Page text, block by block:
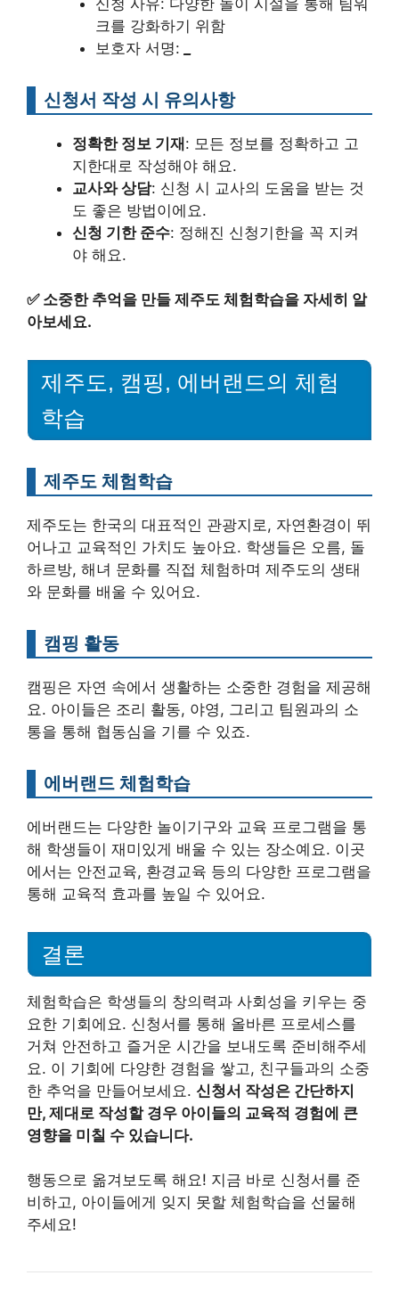
크를 강화하기 위함
보호자 서명:
신청서 작성 시 유의사항
정확한 정보 기재: 모든 정보를 정확하고 고
지한대로 작성해야 해요.
교사와 상담: 신청 시 교사의 도움을 받는 것
도 좋은 방법이에요.
신청 기한 준수: 정해진 신청기한을 꼭 지켜
야 해요.
✅ 소중한 추억을 만들 제주도 체험학습을 자세히 알
아보세요.
제주도, 캠핑, 에버랜드의 체험
학습
제주도 체험학습
제주도는 한국의 대표적인 관광지로, 자연환경이 뛰
어나고 교육적인 가치도 높아요. 학생들은 오름, 돌
하르방, 해녀 문화를 직접 체험하며 제주도의 생태
와 문화를 배울 수 있어요.
캠핑 활동
캠핑은 자연 속에서 생활하는 소중한 경험을 제공해
요. 아이들은 조리 활동, 야영, 그리고 팀원과의 소
통을 통해 협동심을 기를 수 있죠.
에버랜드 체험학습
에버랜드는 다양한 놀이기구와 교육 프로그램을 통
해 학생들이 재미있게 배울 수 있는 장소예요. 이곳
에서는 안전교육, 환경교육 등의 다양한 프로그램을
통해 교육적 효과를 높일 수 있어요.
결론
체험학습은 학생들의 창의력과 사회성을 키우는 중
요한 기회에요. 신청서를 통해 올바른 프로세스를
거쳐 안전하고 즐거운 시간을 보내도록 준비해주세
요. 이 기회에 다양한 경험을 쌓고, 친구들과의 소중
한 추억을 만들어보세요. 신청서 작성은 간단하지
만, 제대로 작성할 경우 아이들의 교육적 경험에 큰
영향을 미칠 수 있습니다.
행동으로 옮겨보도록 해요! 지금 바로 신청서를 준
비하고, 아이들에게 잊지 못할 체험학습을 선물해
주세요!